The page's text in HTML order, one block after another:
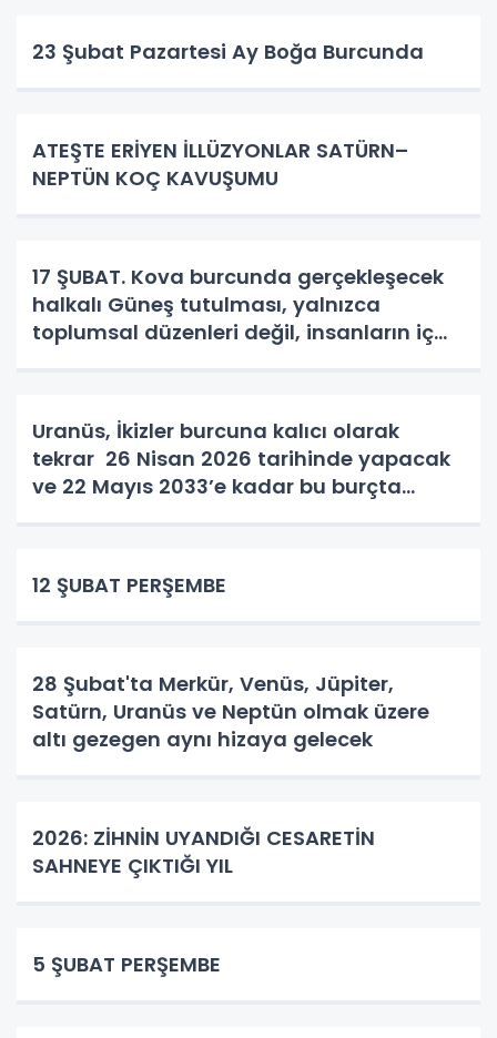
23 Şubat Pazartesi Ay Boğa Burcunda
ATEŞTE ERİYEN İLLÜZYONLAR SATÜRN–
NEPTÜN KOÇ KAVUŞUMU
17 ŞUBAT. Kova burcunda gerçekleşecek
halkalı Güneş tutulması, yalnızca
toplumsal düzenleri değil, insanların iç
Uranüs, İkizler burcuna kalıcı olarak
tekrar 26 Nisan 2026 tarihinde yapacak
ve 22 Mayıs 2033’e kadar bu burçta
12 ŞUBAT PERŞEMBE
28 Şubat'ta Merkür, Venüs, Jüpiter,
Satürn, Uranüs ve Neptün olmak üzere
altı gezegen aynı hizaya gelecek
2026: ZİHNİN UYANDIĞI CESARETİN
SAHNEYE ÇIKTIĞI YIL
5 ŞUBAT PERŞEMBE